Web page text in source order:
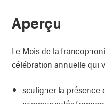
Aperçu
Le Mois de la
célébration annuelle qui
souligner la présence